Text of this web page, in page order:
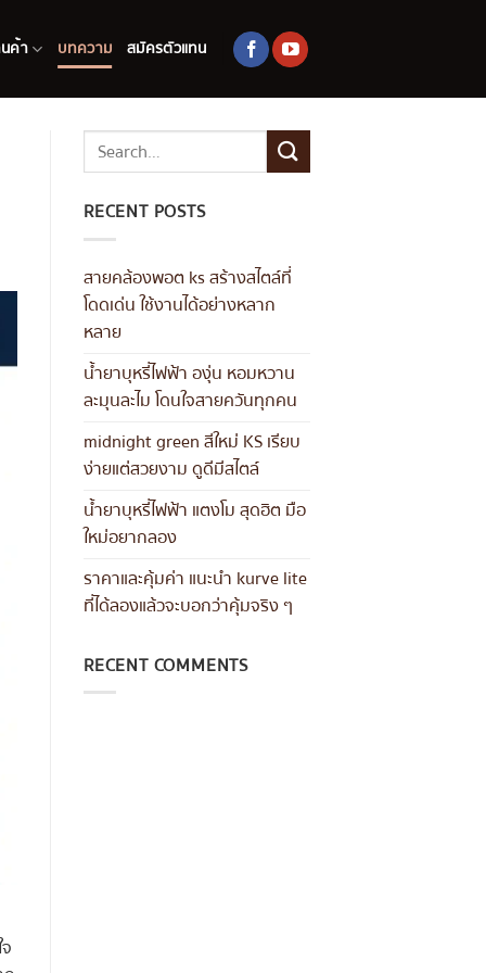
ค้า บทความ สมัครตัวแทน
RECENT POSTS
สายคล้องพอต ks สร้างสไตล์ที่
โดดเด่น ใช้งานได้อย่างหลาก
หลาย
น้ำยาบุหรี่ไฟฟ้า องุ่น หอมหวาน
ละมุนละไม โดนใจสายควันทุกคน
midnight green สีใหม่ KS เรียบ
ง่ายแต่สวยงาม ดูดีมีสไตล์
น้ำยาบุหรี่ไฟฟ้า แตงโม สุดฮิต มือ
ใหม่อยากลอง
ราคาและคุ้มค่า แนะนำ kurve lite
ที่ได้ลองแล้วจะบอกว่าคุ้มจริง ๆ
RECENT COMMENTS